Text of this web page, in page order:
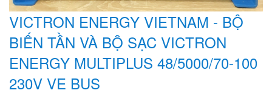
VICTRON ENERGY VIETNAM - BỘ
BIẾN TẦN VÀ BỘ SẠC VICTRON
ENERGY MULTIPLUS 48/5000/70-100
230V VE BUS